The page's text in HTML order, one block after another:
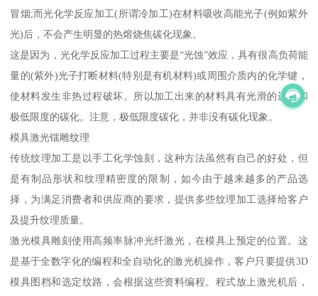
冒烟;而光化学反应加工(所谓冷加工)在材料吸收高能光子(例如紫外
光)后，不会产生明显的热熔烧焦碳化现象。
这是因为，光化学反应加工过程主要是“光蚀”效应，具有很高负荷能
量的(紫外)光子打断材料(特别是有机材料)或周围介质内的化学键，
使材料发生非热过程破坏。所以加工出来的材料具有光滑的边沿和
极低限度的碳化。注意，极低限度碳化，并非没有碳化现象。
模具激光镭雕纹理
传统纹理加工是以手工化学蚀刻，这种方法虽然有自己的好处，但
是有制品形状和纹理精密度的限制，如今由于越来越多的产品选
择，为满足消费者和供应商的要求，提供多些纹理加工选择给客户
及提升纹理质量。
激光模具雕刻使用高频率脉冲光纤激光，在模具上预定的位置。这
是基于全数字化的编程和全自动化的激光机操作，客户只要提供3D
模具图档和选定纹路，会根据这些资料编程。程式放上激光机后，